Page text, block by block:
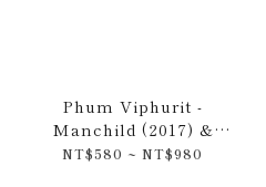
Phum Viphurit -
Manchild (2017) &
Bangkok Balter Club
NT$580 ~ NT$980